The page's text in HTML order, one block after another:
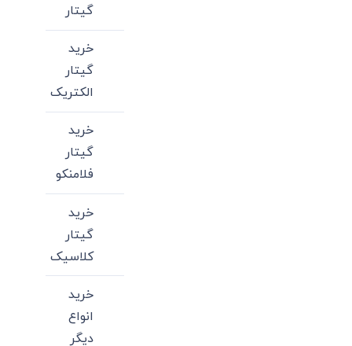
گیتار
خرید
گیتار
الکتریک
خرید
گیتار
فلامنکو
خرید
گیتار
کلاسیک
خرید
انواع
دیگر